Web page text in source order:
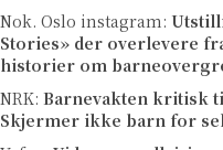
Nok. Oslo instagram:
Stories» der overlevere
historier om
NRK: Barnevakten kritisk
Skjermer ikke barn for